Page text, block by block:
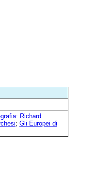
Richard
; Gli Europei di